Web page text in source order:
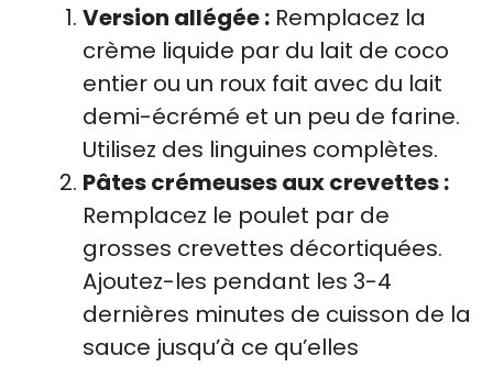
Version allégée : Remplacez la
crème liquide par du lait de coco
entier ou un roux fait avec du lait
demi-écrémé et un peu de farine.
Utilisez des linguines complètes.
Pâtes crémeuses aux crevettes :
Remplacez le poulet par de
grosses crevettes décortiquées.
Ajoutez-les pendant les 3-4
dernières minutes de cuisson de la
sauce jusqu’à ce qu’elles